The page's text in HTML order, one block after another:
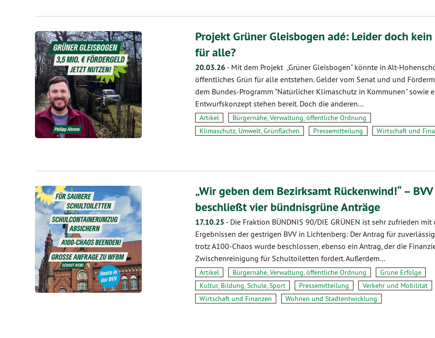
Projekt Grüner Gleisbogen adé: Leider doch kein
für alle?
20.03.26 - Mit dem Projekt „Grüner Gleisbogen“ könnte in Alt-
öffentliches Grün für alle entstehen. Gelder vom Senat und und
dem Bundes-Programm "Natürlicher Klimaschutz in Kommunen" sowie
Entwurfskonzept stehen bereit. Doch die anderen…
Artikel
Bürgernähe, Verwaltung, öffentliche Ordnung
Klimaschutz, Umwelt, Grünflächen
Pressemitteilung Wirtschaft und
„Wir geben dem Bezirksamt Rückenwind!“ – BVV
beschließt vier bündnisgrüne Anträge
17.10.25 - Die Fraktion BÜNDNIS 90/DIE GRÜNEN ist sehr zufrieden mit
Ergebnissen der gestrigen BVV in Lichtenberg: Der Antrag für
trotz A100-Chaos wurde beschlossen, ebenso ein Antrag, der die
Zwischenreinigung für Schultoiletten fordert. Außerdem…
Artikel Bürgernähe, Verwaltung, öffentliche Ordnung
Grüne Erfolge
Kultur, Bildung, Schule, Sport
Pressemitteilung
Verkehr und Mobilität
Wirtschaft und Finanzen
Wohnen und Stadtentwicklung